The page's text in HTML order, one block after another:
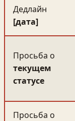
Дедлайн
[дата]
Просьба о
текущем
статусе
Просьба о